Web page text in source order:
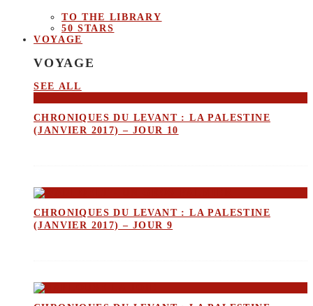
TO THE LIBRARY
50 STARS
VOYAGE
VOYAGE
SEE ALL
CHRONIQUES DU LEVANT : LA PALESTINE
(JANVIER 2017) – JOUR 10
CHRONIQUES DU LEVANT : LA PALESTINE
(JANVIER 2017) – JOUR 9